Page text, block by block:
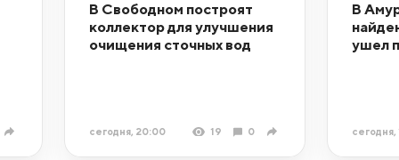
В Свободном построят
коллектор для улучшения
очищения сточных вод
сегодня, 20:00 19 0
В
ушел
сегодня,